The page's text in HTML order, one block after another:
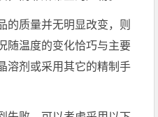
质量并无明显改变，则
随温度的变化恰巧与主要
溶剂或采用其它的精制手